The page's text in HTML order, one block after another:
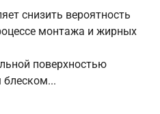
снизить вероятность
монтажа и жирных
поверхностью